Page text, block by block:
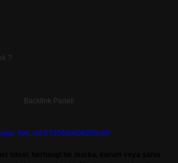
?
live:.cid.575569c608265c69